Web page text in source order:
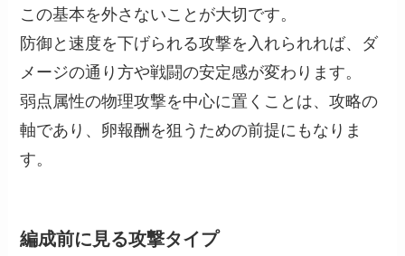
この基本を外さないことが大切です。
防御と速度を下げられる攻撃を入れられれば、ダ
メージの通り方や戦闘の安定感が変わります。
弱点属性の物理攻撃を中心に置くことは、攻略の
軸であり、卵報酬を狙うための前提にもなりま
す。
編成前に見る攻撃タイプ